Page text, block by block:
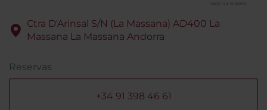
Ctra D'Arinsal S/N (La Massana) AD400 La
Massana La Massana Andorra
Reservas
+34 91 398 46 61